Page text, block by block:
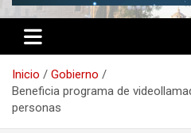
Inicio
Gobierno
Beneficia programa de
personas